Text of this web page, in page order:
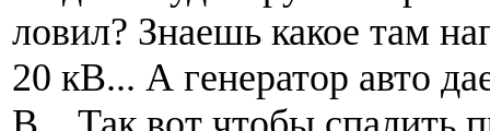
ловил? Знаешь какое там
20 кВ... А генератор авто